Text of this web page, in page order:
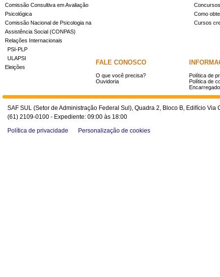
Comissão Consultiva em Avaliação
Psicológica
Comissão Nacional de Psicologia na
Assistência Social (CONPAS)
Relações Internacionais
PSI-PLP
ULAPSI
Eleições
Concursos
Como
Cursos
FALE CONOSCO
O que você precisa?
Ouvidoria
Política de
Política de
SAF SUL (Setor de Administração Federal Sul), Quadra 2, Bloco B, Edifício
(61) 2109-0100 - Expediente: 09:00 às 18:00
Política de privacidade
Personalização de cookies